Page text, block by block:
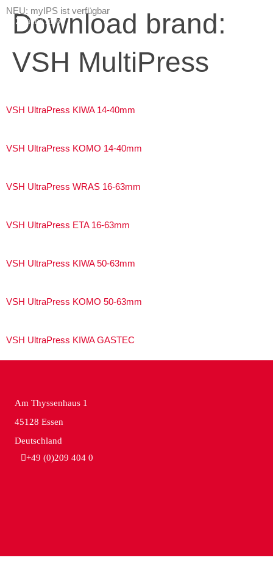
NEU: myIPS ist verfügbar
mehr Infos
schließen
Download brand:
VSH MultiPress
VSH UltraPress KIWA 14-40mm
VSH UltraPress KOMO 14-40mm
VSH UltraPress WRAS 16-63mm
VSH UltraPress ETA 16-63mm
VSH UltraPress KIWA 50-63mm
VSH UltraPress KOMO 50-63mm
VSH UltraPress KIWA GASTEC
Am Thyssenhaus 1
45128 Essen
Deutschland
+49 (0)209 404 0